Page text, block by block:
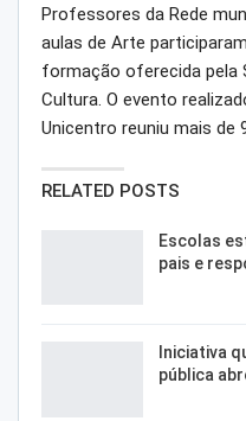
Professores da Rede
aulas de Arte
formação oferecida pela
Cultura. O evento
Unicentro reuniu mais de
RELATED POSTS
Escolas
pais e
Iniciativa
pública